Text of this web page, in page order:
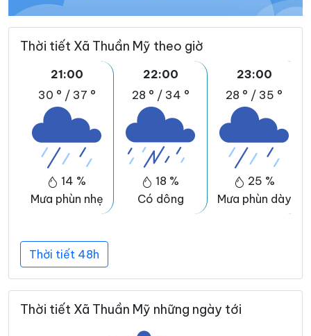
Thời tiết Xã Thuần Mỹ theo giờ
21:00
30 ° / 37 °
14 %
Mưa phùn nhẹ
22:00
28 ° / 34 °
18 %
Có dông
23:00
28 ° / 35 °
25 %
Mưa phùn dày
Thời tiết 48h
Thời tiết Xã Thuần Mỹ những ngày tới